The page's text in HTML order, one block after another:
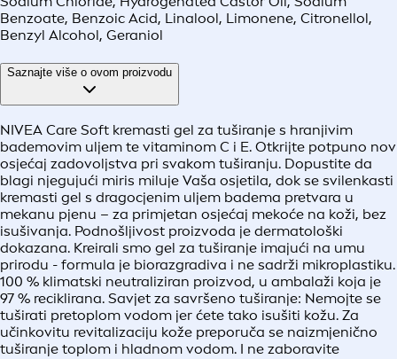
Benzoate, Benzoic Acid, Linalool, Limonene, Citronellol,
Benzyl Alcohol, Geraniol
Saznajte više o ovom proizvodu
NIVEA Care Soft kremasti gel za tuširanje s hranjivim
bademovim uljem te vitaminom C i E. Otkrijte potpuno nov
osjećaj zadovoljstva pri svakom tuširanju. Dopustite da
blagi njegujući miris miluje Vaša osjetila, dok se svilenkasti
kremasti gel s dragocjenim uljem badema pretvara u
mekanu pjenu – za primjetan osjećaj mekoće na koži, bez
isušivanja. Podnošljivost proizvoda je dermatološki
dokazana. Kreirali smo gel za tuširanje imajući na umu
prirodu - formula je biorazgradiva i ne sadrži mikroplastiku.
100 % klimatski neutraliziran proizvod, u ambalaži koja je
97 % reciklirana. Savjet za savršeno tuširanje: Nemojte se
tuširati pretoplom vodom jer ćete tako isušiti kožu. Za
učinkovitu revitalizaciju kože preporuča se naizmjenično
tuširanje toplom i hladnom vodom. I ne zaboravite